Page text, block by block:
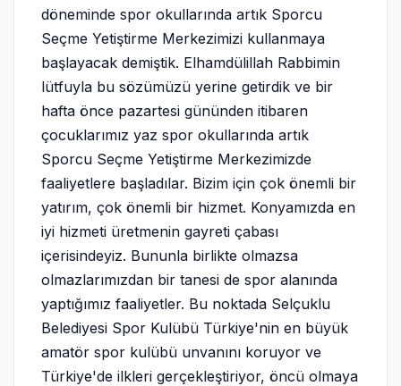
döneminde spor okullarında artık Sporcu
Seçme Yetiştirme Merkezimizi kullanmaya
başlayacak demiştik. Elhamdülillah Rabbimin
lütfuyla bu sözümüzü yerine getirdik ve bir
hafta önce pazartesi gününden itibaren
çocuklarımız yaz spor okullarında artık
Sporcu Seçme Yetiştirme Merkezimizde
faaliyetlere başladılar. Bizim için çok önemli bir
yatırım, çok önemli bir hizmet. Konyamızda en
iyi hizmeti üretmenin gayreti çabası
içerisindeyiz. Bununla birlikte olmazsa
olmazlarımızdan bir tanesi de spor alanında
yaptığımız faaliyetler. Bu noktada Selçuklu
Belediyesi Spor Kulübü Türkiye'nin en büyük
amatör spor kulübü unvanını koruyor ve
Türkiye'de ilkleri gerçekleştiriyor, öncü olmaya